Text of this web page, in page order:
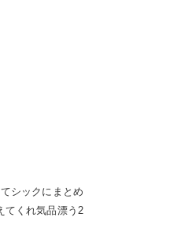
シックにまとめ
てくれ気品漂う2